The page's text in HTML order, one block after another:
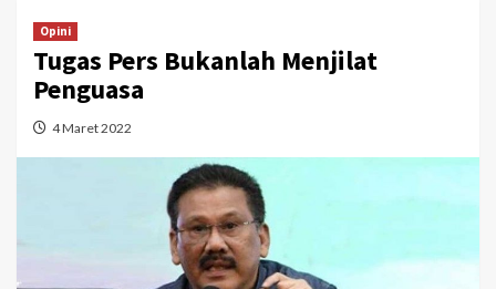
Opini
Tugas Pers Bukanlah Menjilat
Penguasa
4 Maret 2022